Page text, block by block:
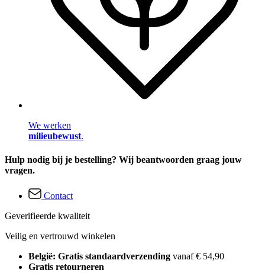
We werken
milieubewust.
Hulp nodig bij je bestelling? Wij beantwoorden graag jouw
vragen.
Contact
Geverifieerde kwaliteit
Veilig en vertrouwd winkelen
België: Gratis standaardverzending vanaf € 54,90
Gratis retourneren